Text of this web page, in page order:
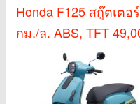
Honda F125 สกู๊ตเต
กม./ล. ABS, TFT